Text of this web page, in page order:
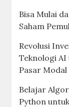
Bisa Mulai
Saham
Revolusi
Teknologi AI
Pasar Modal
Belajar
Python